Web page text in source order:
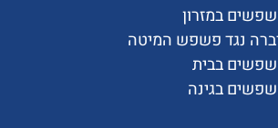
פשפש המיטה